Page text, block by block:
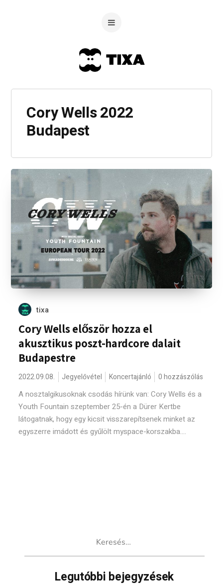
Cory Wells 2022
Budapest
tixa
Cory Wells először hozza el
akusztikus poszt-hardcore dalait
Budapestre
2022.09.08. Jegyelővétel Koncertajánló 0 hozzászólás
A nosztalgikusoknak csodás hírünk van: Cory Wells és a
Youth Fountain szeptember 25-én a Dürer Kertbe
látogatnak, hogy egy kicsit visszarepítsenek minket az
egyszerre imádott és gyűlölt myspace-korszakba....
Legutóbbi bejegyzések